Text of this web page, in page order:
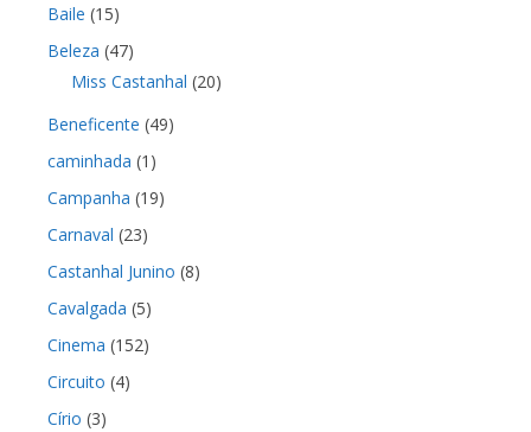
Baile (15)
Beleza (47)
Miss Castanhal (20)
Beneficente (49)
caminhada (1)
Campanha (19)
Carnaval (23)
Castanhal Junino (8)
Cavalgada (5)
Cinema (152)
Circuito (4)
Círio (3)